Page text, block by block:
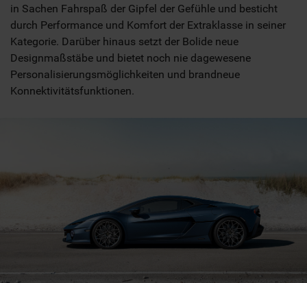
in Sachen Fahrspaß der Gipfel der Gefühle und besticht
durch Performance und Komfort der Extraklasse in seiner
Kategorie. Darüber hinaus setzt der Bolide neue
Designmaßstäbe und bietet noch nie dagewesene
Personalisierungsmöglichkeiten und brandneue
Konnektivitätsfunktionen.